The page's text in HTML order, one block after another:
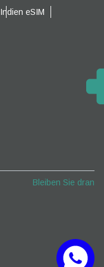
Indien eSIM
Bleiben Sie dran